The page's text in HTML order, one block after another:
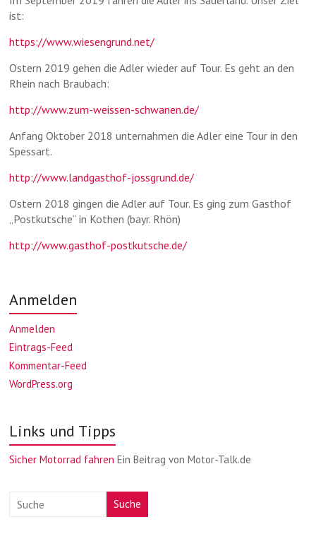
ist:
https://www.wiesengrund.net/
Ostern 2019 gehen die Adler wieder auf Tour. Es geht an den
Rhein nach Braubach:
http://www.zum-weissen-schwanen.de/
Anfang Oktober 2018 unternahmen die Adler eine Tour in den
Spessart.
http://www.landgasthof-jossgrund.de/
Ostern 2018 gingen die Adler auf Tour. Es ging zum Gasthof
„Postkutsche“ in Kothen (bayr. Rhön)
http://www.gasthof-postkutsche.de/
Anmelden
Anmelden
Eintrags-Feed
Kommentar-Feed
WordPress.org
Links und Tipps
Sicher Motorrad fahren Ein Beitrag von Motor-Talk.de
Suche